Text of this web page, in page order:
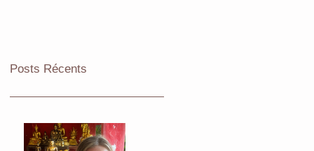
Posts Récents